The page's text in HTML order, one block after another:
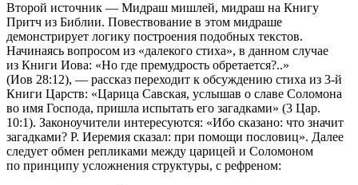
Второй источник — Мидраш мишлей, мидраш на Книгу
Притч из Библии. Повествование в этом мидраше
демонстрирует логику построения подобных текстов.
Начинаясь вопросом из «далекого стиха», в данном случае
из Книги Иова: «Но где премудрость обретается?..»
(Иов 28:12), — рассказ переходит к обсуждению стиха из 3-й
Книги Царств: «Царица Савская, услышав о славе Соломона
во имя Господа, пришла испытать его загадками» (3 Цар.
10:1). Законоучители интересуются: «Ибо сказано: что значит
загадками? Р. Иеремия сказал: при помощи пословиц». Далее
следует обмен репликами между царицей и Соломоном
по принципу усложнения структуры, с рефреном: